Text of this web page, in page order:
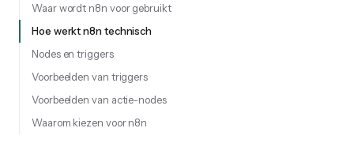
Waar wordt n8n voor gebruikt
Hoe werkt n8n technisch
Nodes en triggers
Voorbeelden van triggers
Voorbeelden van actie-nodes
Waarom kiezen voor n8n